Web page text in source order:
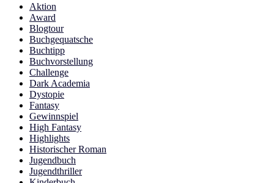
Aktion
Award
Blogtour
Buchgequatsche
Buchtipp
Buchvorstellung
Challenge
Dark Academia
Dystopie
Fantasy
Gewinnspiel
High Fantasy
Highlights
Historischer Roman
Jugendbuch
Jugendthriller